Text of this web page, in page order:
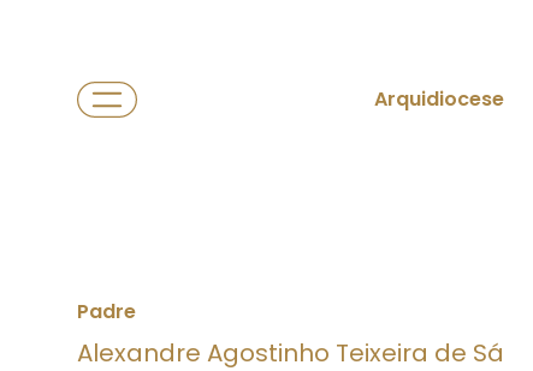
Arquidiocese
Padre
Alexandre Agostinho Teixeira de Sá